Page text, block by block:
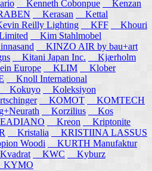
Kenneth Cobonpue
Kenzan
Kerasan
Kettal
Reilly Lighting KFF
Khouri
Kim Stahlmobel
KINZO AIR by bau+art
Kitani Japan Inc.
Kjærholm
Europe KLIM
Klober
Knoll International
Kokuyo
Koleksiyon
KOMOT
KOMTECH
Korzilius
Kos
Kreon
Kriptonite
Kristalia
KRISTIINA LASSUS
Woodi
KURTH Manufaktur
KWC
Kyburz